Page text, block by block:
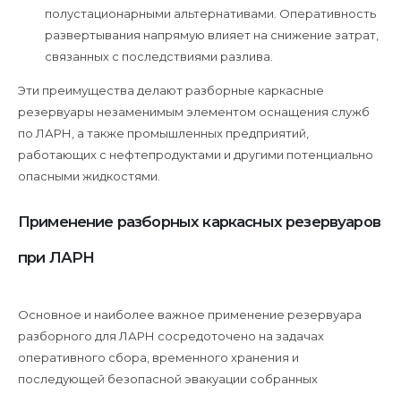
полустационарными альтернативами. Оперативность
развертывания напрямую влияет на снижение затрат,
связанных с последствиями разлива.
Эти преимущества делают разборные каркасные
резервуары незаменимым элементом оснащения служб
по ЛАРН, а также промышленных предприятий,
работающих с нефтепродуктами и другими потенциально
опасными жидкостями.
Применение разборных каркасных резервуаров
при ЛАРН
Основное и наиболее важное применение резервуара
разборного для ЛАРН сосредоточено на задачах
оперативного сбора, временного хранения и
последующей безопасной эвакуации собранных